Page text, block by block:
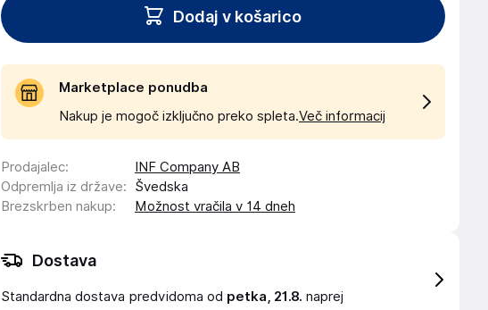
Dodaj v košarico
Marketplace ponudba
Nakup je mogoč izključno preko spleta.Več informacij
Prodajalec:
INF Company AB
Odpremlja iz države:
Švedska
Brezskrben nakup: Možnost vračila v 14 dneh
Dostava
Standardna dostava predvidoma od petka, 21.8. naprej